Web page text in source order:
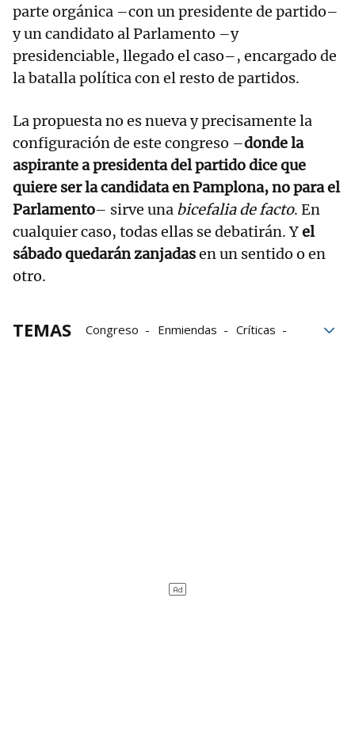
parte orgánica –con un presidente de partido–
y un candidato al Parlamento –y
presidenciable, llegado el caso–, encargado de
la batalla política con el resto de partidos.
La propuesta no es nueva y precisamente la
configuración de este congreso –donde la
aspirante a presidenta del partido dice que
quiere ser la candidata en Pamplona, no para el
Parlamento– sirve una bicefalia de facto. En
cualquier caso, todas ellas se debatirán. Yel
sábado quedarán zanjadasen un sentido o en
otro.
TEMAS Congreso Enmiendas
Críticas